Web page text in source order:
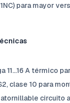
para mayor
11...16 A térmico
clase 10 para
circuito